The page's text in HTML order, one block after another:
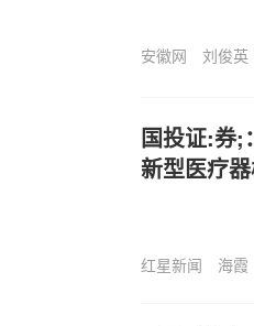
安徽网 刘俊英
国投证:券;
新型医疗
红星新闻 海霞